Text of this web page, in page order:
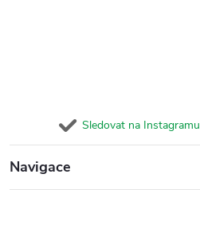
Sledovat na Instagramu
Navigace